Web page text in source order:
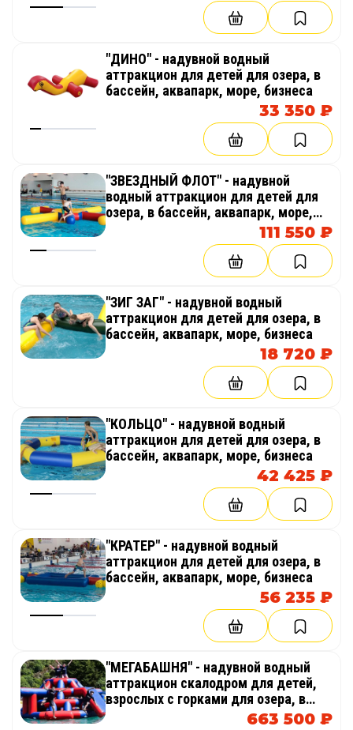
"ДИНО" - надувной водный
аттракцион для детей для озера, в
бассейн, аквапарк, море, бизнеса
33 350 ₽
"ЗВЕЗДНЫЙ ФЛОТ" - надувной
водный аттракцион для детей для
озера, в бассейн, аквапарк, море,
111 550 ₽
"ЗИГ ЗАГ" - надувной водный
аттракцион для детей для озера, в
бассейн, аквапарк, море, бизнеса
18 720 ₽
"КОЛЬЦО" - надувной водный
аттракцион для детей для озера, в
бассейн, аквапарк, море, бизнеса
42 425 ₽
"КРАТЕР" - надувной водный
аттракцион для детей для озера, в
бассейн, аквапарк, море, бизнеса
56 235 ₽
"МЕГАБАШНЯ" - надувной водный
аттракцион скалодром для детей,
взрослых с горками для озера, в
бассейн, аквапарк, море, бизнеса
663 500 ₽